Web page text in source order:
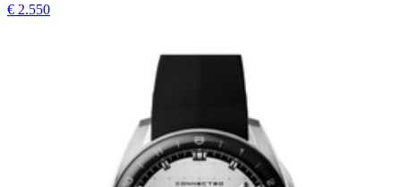
€ 2.550